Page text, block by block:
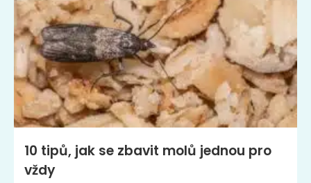
10 tipů, jak se zbavit molů jednou pro
vždy